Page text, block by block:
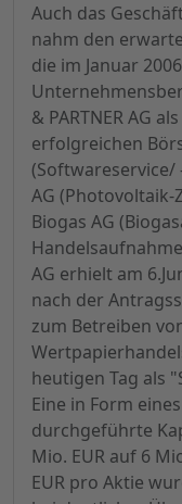
Auch das
nahm den
die im Januar
& PARTNER AG
erfolgreichen
(Softwareservice/
AG
Biogas AG
AG erhielt am
nach der
zum Betreiben
heutigen Tag als
Eine in Form
durchgeführte
Mio. EUR auf 6
EUR pro Aktie